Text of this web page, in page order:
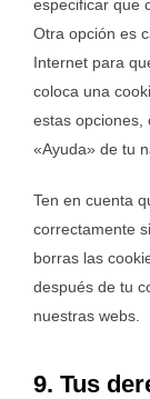
especificar que
Otra opción es
Internet para
coloca una
estas opciones,
«Ayuda» de tu
Ten en cuenta
correctamente
borras las
después de tu
nuestras webs.
9. Tus